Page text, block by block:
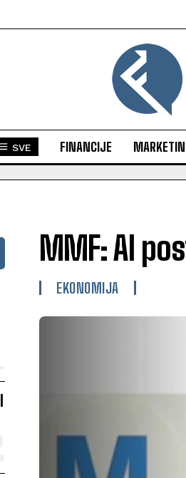
SVE FINANCIJE
MMF: AI
EKONOMIJA